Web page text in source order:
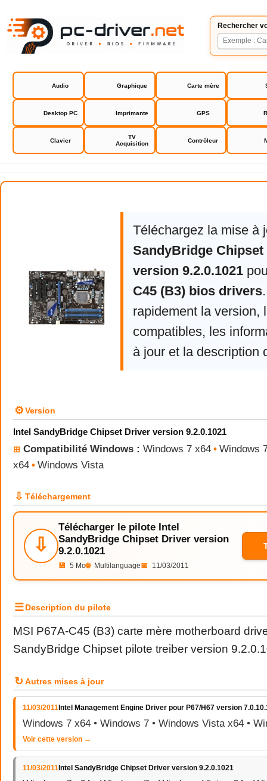
Rechercher
Audio Graphique Carte mère
Desktop PC Imprimante GPS
Clavier
TV
Acquisition
Contrôleur
MSI P67A-C45 (B3) bios drivers
Téléchargez la mise à
SandyBridge
version 9.2.0.1021
C45 (B3) bios drivers
rapidement la version,
compatibles, les
à jour et la description
⚙Version
Intel SandyBridge Chipset Driver version 9.2.0.1021
⊞ Compatibilité Windows : Windows 7 x64 • Windows
x64 • Windows Vista
⇩ Téléchargement
⇩
Télécharger le pilote Intel
SandyBridge Chipset Driver version
9.2.0.1021
💾 5 Mo🌐 Multilanguage📅 11/03/2011
☰Description du pilote
MSI P67A-C45 (B3) carte mère motherboard
SandyBridge Chipset pilote treiber version
↻ Autres mises à jour
11/03/2011 Intel Management Engine Driver pour P67/H67 version
Windows 7 x64 • Windows 7 • Windows Vista x64 •
Voir cette version →
11/03/2011 Intel SandyBridge Chipset Driver version 9.2.0.1021